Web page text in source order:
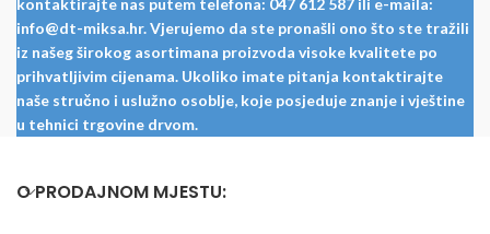
info@dt-miksa.hr. Vjerujemo da ste pronašli ono što ste tražili
iz našeg širokog asortimana proizvoda visoke kvalitete po
prihvatljivim cijenama. Ukoliko imate pitanja kontaktirajte
naše stručno i uslužno osoblje, koje posjeduje znanje i vještine
u tehnici trgovine drvom.
O PRODAJNOM MJESTU: